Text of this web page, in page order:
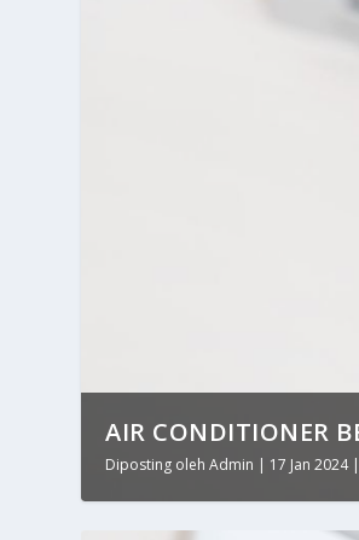
AIR CONDITIONER
Diposting olehAdmin | 17 Jan 2024